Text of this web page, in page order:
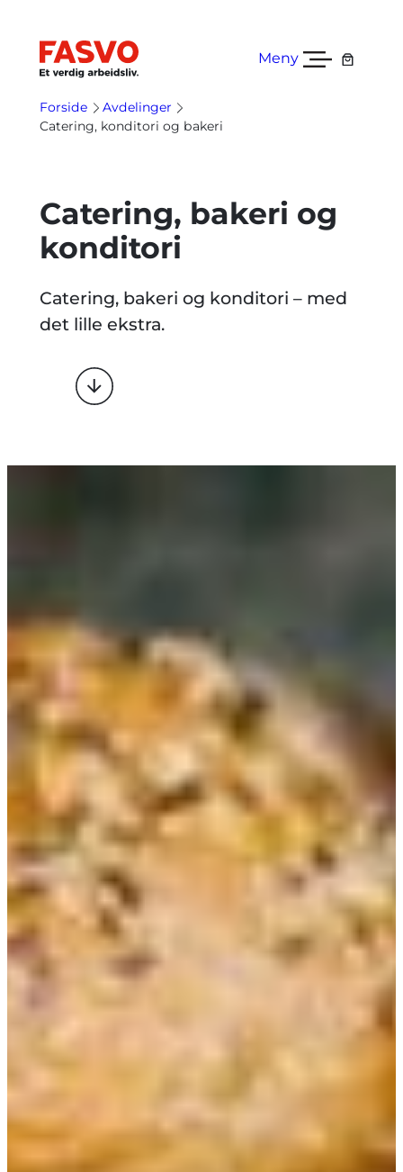
innhold
Meny
Forside
Avdelinger
Catering, konditori og bakeri
Catering, bakeri og
konditori
Catering, bakeri og konditori – med
det lille ekstra.